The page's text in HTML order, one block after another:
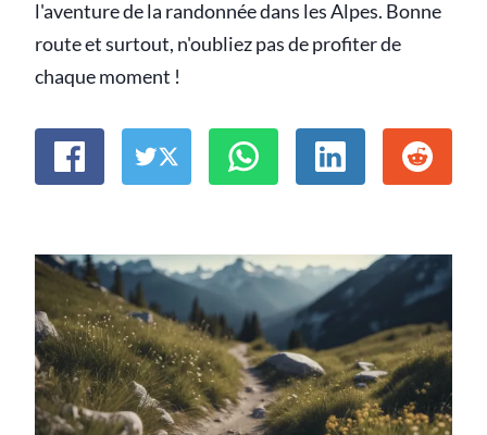
l'aventure de la randonnée dans les Alpes. Bonne
route et surtout, n'oubliez pas de profiter de
chaque moment !